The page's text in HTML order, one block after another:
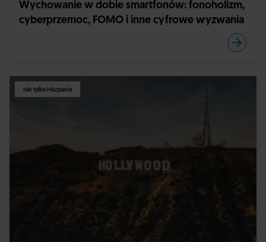
Wychowanie w dobie smartfonów: fonoholizm,
cyberprzemoc, FOMO i inne cyfrowe wyzwania
Nie tylko Hiszpania